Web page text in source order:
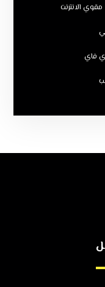
مقوي الانترنت
فاي